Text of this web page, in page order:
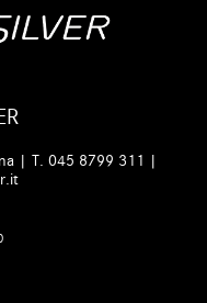
| T.045 8799 311 |